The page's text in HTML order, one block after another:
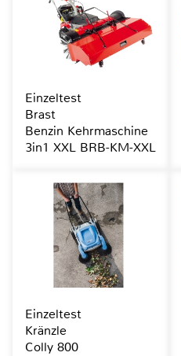
Einzeltest
Brast
Benzin Kehrmaschine
3in1 XXL BRB-KM-XXL
Einzeltest
Kränzle
Colly 800